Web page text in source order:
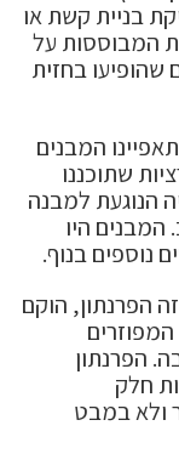
בניית קשת או
המבוססות על
שהופיעו בחזית
המבנים
שתוכננו
הנוגעת למבנה
המבנים היו
נוספים בנוף.
הפרנתון, הוקם
הפרנתון
חלק
ולא במבט